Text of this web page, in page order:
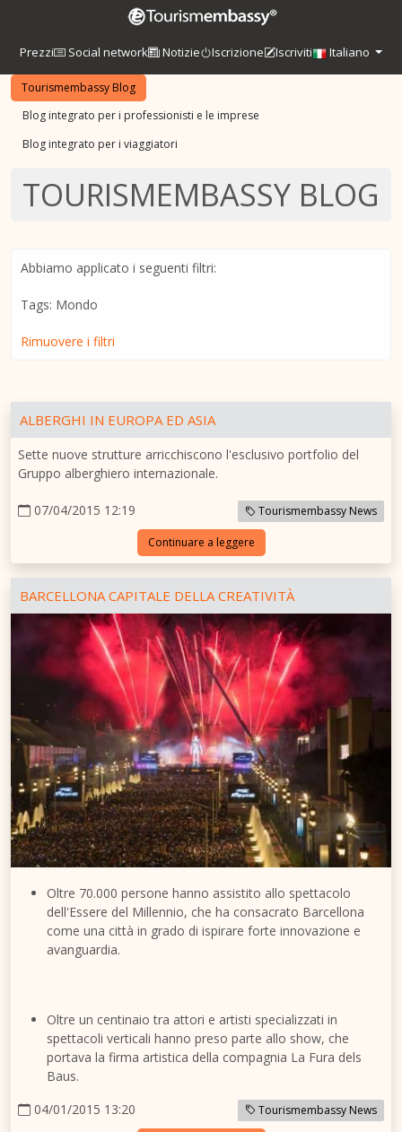
Prezzi Social network Notizie Iscrizione Iscriviti Italiano
Tourismembassy Blog
Blog integrato per i professionisti e le imprese
Blog integrato per i viaggiatori
TOURISMEMBASSY BLOG
Abbiamo applicato i seguenti filtri:
Tags: Mondo
Rimuovere i filtri
ALBERGHI IN EUROPA ED ASIA
Sette nuove strutture arricchiscono l'esclusivo portfolio del
Gruppo alberghiero internazionale.
07/04/2015 12:19 Tourismembassy News
Continuare a leggere
BARCELLONA CAPITALE DELLA CREATIVITÀ
Oltre 70.000 persone hanno assistito allo spettacolo
dell'Essere del Millennio, che ha consacrato Barcellona
come una città in grado di ispirare forte innovazione e
avanguardia.
Oltre un centinaio tra attori e artisti specializzati in
spettacoli verticali hanno preso parte allo show, che
portava la firma artistica della compagnia La Fura dels
Baus.
04/01/2015 13:20
Tourismembassy News